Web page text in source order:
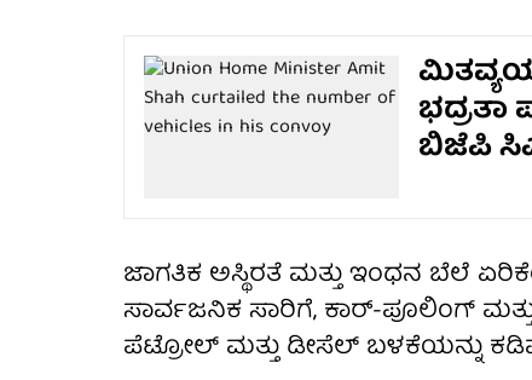
ಭದ್ರತಾ
ಬಿಜೆಪಿ
ಜಾಗತಿಕ ಅಸ್ಥಿರತೆ ಮತ್ತು ಇಂಧನ ಬೆಲೆ
ಸಾರ್ವಜನಿಕ ಸಾರಿಗೆ, ಕಾರ್-ಪೂಲಿಂಗ್
ಪೆಟ್ರೋಲ್ ಮತ್ತು ಡೀಸೆಲ್ ಬಳಕೆಯನ್ನು